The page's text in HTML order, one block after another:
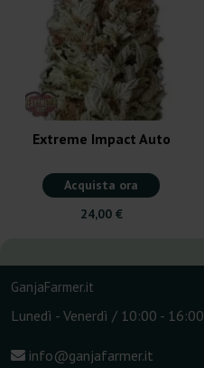
Extreme Impact Auto
Acquista ora
24,00 €
GanjaFarmer.it
Lunedì - Venerdì / 10:00 - 16:00
info@ganjafarmer.it